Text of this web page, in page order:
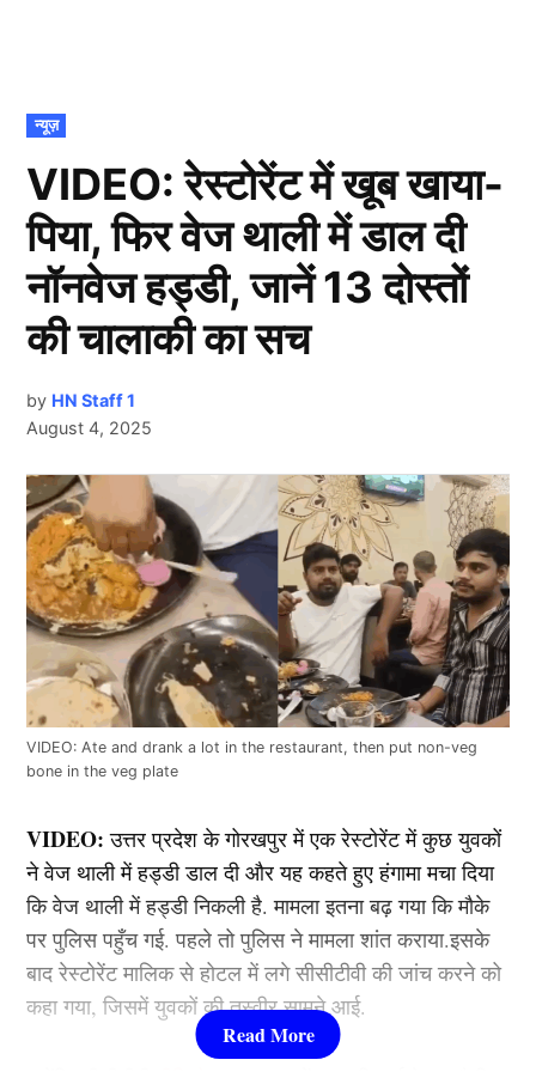
POSTED
IN
न्यूज़
VIDEO: रेस्टोरेंट में खूब खाया-
पिया, फिर वेज थाली में डाल दी
नॉनवेज हड्डी, जानें 13 दोस्तों
की चालाकी का सच
by HN Staff 1
August 4, 2025
VIDEO: Ate and drank a lot in the restaurant, then put non-veg
bone in the veg plate
VIDEO: उत्तर प्रदेश के गोरखपुर में एक रेस्टोरेंट में कुछ युवकों
ने वेज थाली में हड्डी डाल दी और यह कहते हुए हंगामा मचा दिया
कि वेज थाली में हड्डी निकली है. मामला इतना बढ़ गया कि मौके
पर पुलिस पहुँच गई. पहले तो पुलिस ने मामला शांत कराया.इसके
बाद रेस्टोरेंट मालिक से होटल में लगे सीसीटीवी की जांच करने को
कहा गया, जिसमें युवकों की तस्वीर सामने आई.